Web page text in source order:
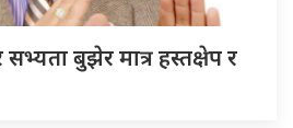
बुझेर मात्र हस्तक्षेप र